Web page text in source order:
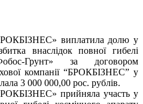
виплатила долю у
внаслідок повної гибелі
Грунт» за договором
компанії “БРОКБІЗНЕС” у
3 000 000,00 рос. рублів.
прийняла участь у